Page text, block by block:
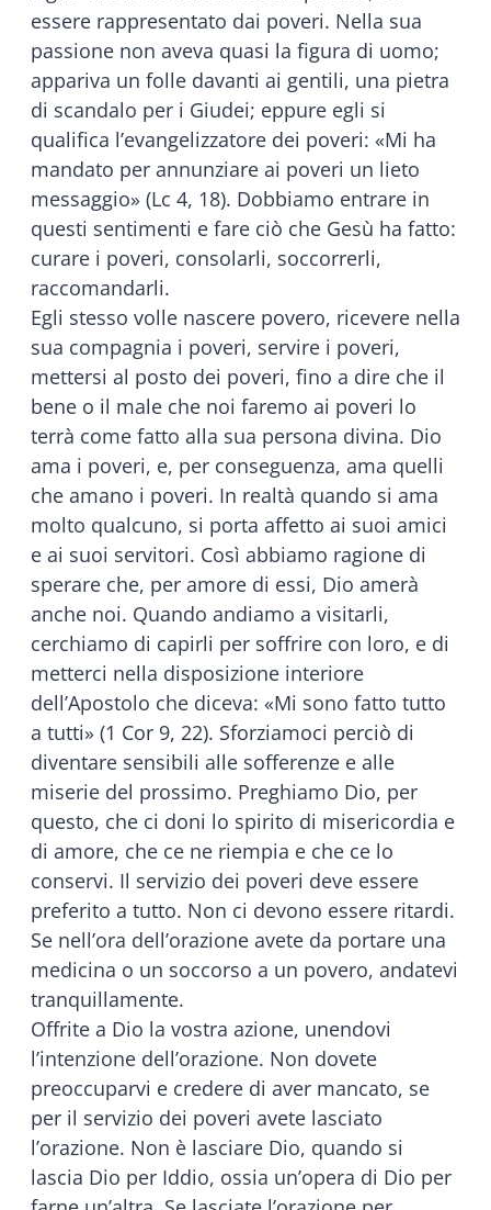
essere rappresentato dai poveri. Nella sua
passione non aveva quasi la figura di uomo;
appariva un folle davanti ai gentili, una pietra
di scandalo per i Giudei; eppure egli si
qualifica l’evangelizzatore dei poveri: «Mi ha
mandato per annunziare ai poveri un lieto
messaggio» (Lc 4, 18). Dobbiamo entrare in
questi sentimenti e fare ciò che Gesù ha fatto:
curare i poveri, consolarli, soccorrerli,
raccomandarli.
Egli stesso volle nascere povero, ricevere nella
sua compagnia i poveri, servire i poveri,
mettersi al posto dei poveri, fino a dire che il
bene o il male che noi faremo ai poveri lo
terrà come fatto alla sua persona divina. Dio
ama i poveri, e, per conseguenza, ama quelli
che amano i poveri. In realtà quando si ama
molto qualcuno, si porta affetto ai suoi amici
e ai suoi servitori. Così abbiamo ragione di
sperare che, per amore di essi, Dio amerà
anche noi. Quando andiamo a visitarli,
cerchiamo di capirli per soffrire con loro, e di
metterci nella disposizione interiore
dell’Apostolo che diceva: «Mi sono fatto tutto
a tutti» (1 Cor 9, 22). Sforziamoci perciò di
diventare sensibili alle sofferenze e alle
miserie del prossimo. Preghiamo Dio, per
questo, che ci doni lo spirito di misericordia e
di amore, che ce ne riempia e che ce lo
conservi. Il servizio dei poveri deve essere
preferito a tutto. Non ci devono essere ritardi.
Se nell’ora dell’orazione avete da portare una
medicina o un soccorso a un povero, andatevi
tranquillamente.
Offrite a Dio la vostra azione, unendovi
l’intenzione dell’orazione. Non dovete
preoccuparvi e credere di aver mancato, se
per il servizio dei poveri avete lasciato
l’orazione. Non è lasciare Dio, quando si
lascia Dio per Iddio, ossia un’opera di Dio per